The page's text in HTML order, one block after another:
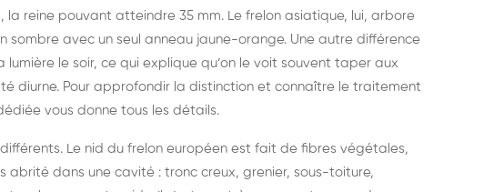
Destruction de nid de
frelons asiatiques :
la reine pouvant atteindre 35 mm. Le frelon asiatique, lui, arbore
sombre avec un seul anneau jaune-orange. Une autre différence
le soir, ce qui explique qu’on le voit souvent taper aux
diurne. Pour approfondir la distinction et connaître le traitement
vous donne tous les détails.
Le nid du frelon européen est fait de fibres végétales,
abrité dans une cavité : tronc creux, grenier, sous-toiture,